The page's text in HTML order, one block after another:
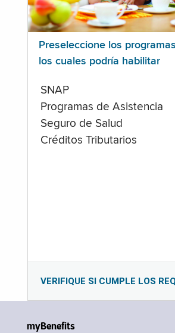
Preseleccione los
los cuales podría habilitar
SNAP
Programas de Asistencia
Seguro de Salud
Créditos Tributarios
VERIFIQUE SI CUMPLE LOS
myBenefits